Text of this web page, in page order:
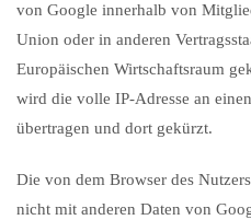
von Google innerhalb von
Union oder in anderen
Europäischen Wirtschaftsraum
wird die volle IP-Adresse an
übertragen und dort gekürzt.
Die von dem Browser des
nicht mit anderen Daten von